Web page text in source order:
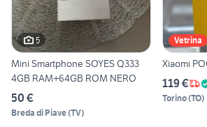
5
Mini Smartphone SOYES Q333
4GB RAM+64GB ROM NERO
50 €
Breda di Piave(TV)
Vetrina
Xiaomi
119 €
Torino(TO)